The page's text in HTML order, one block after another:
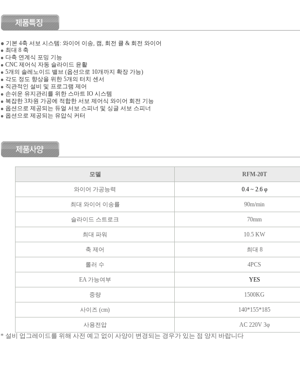
● 기본 4축 서보 시스템: 와이어 이송, 캠, 회전 큘 & 회전 와이어
● 최대 8 축
● 다축 연계식 포밍 기능
● CNC 제어식 자동 슬라이드 윤활
● 5개의 솔레노이드 밸브 (옵션으로 10개까지 확장 가능)
● 각도 정도 향상을 위한 5개의 터치 센서
● 직관적인 설비 및 프로그램 제어
● 손쉬운 유지관리를 위한 스마트 IO 시스템
● 복잡한 3차원 가공에 적합한 서보 제어식 와이어 회전 기능
● 옵션으로 제공되는 듀얼 서보 스피너 및 싱글 서보 스피너
● 옵션으로 제공되는 유압식 커터
모델 RFM-20T
와이어 가공능력 0.4 ~ 2.6 φ
최대 와이어 이송률 90m/min
슬라이드 스트로크 70mm
최대 파워 10.5 KW
축 제어 최대 8
롤러 수 4PCS
EA 가능여부 YES
중량 1500KG
사이즈 (cm) 140*155*185
사용전압 AC 220V 3φ
* 설비 업그레이드를 위해 사전 예고 없이 사양이 변경되는 경우가 있는 점 양지 바랍니다